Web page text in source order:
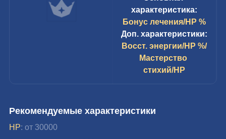
характеристика:
Бонус лечения/HP %
Доп. характеристики:
Восст. энергии/HP %/
Мастерство
стихий/HP
Рекомендуемые характеристики
HP: от 30000